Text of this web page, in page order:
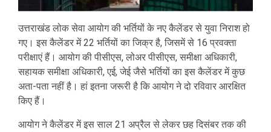
उत्तराखंड लोक सेवा आयोग की भर्तियों के नए कैलेंडर से युवा निराश हो
गए। इस कैलेंडर में 22 भर्तियों का जिक्र है, जिसमें से 16 प्रवक्ता
परीक्षाएं हैं। आयोग की पीसीएस, लोअर पीसीएस, समीक्षा अधिकारी,
सहायक समीक्षा अधिकारी, एई, जेई जैसे भर्तियों का इस कैलेंडर में कुछ
अता-पता नहीं है। हां इतना जरूरी है कि आयोग ने दो रविवार आरक्षित
किए हैं।
आयोग ने कैलेंडर में इस साल 21 अप्रैल से लेकर छह दिसंबर तक की